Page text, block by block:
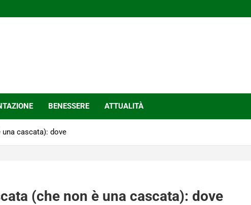
BENESSERE ATTUALITÀ
cascata): dove
(che non è una cascata): dove